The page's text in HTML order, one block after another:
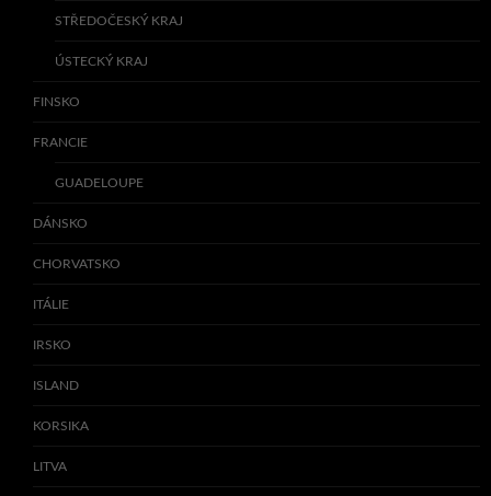
STŘEDOČESKÝ KRAJ
ÚSTECKÝ KRAJ
FINSKO
FRANCIE
GUADELOUPE
DÁNSKO
CHORVATSKO
ITÁLIE
IRSKO
ISLAND
KORSIKA
LITVA